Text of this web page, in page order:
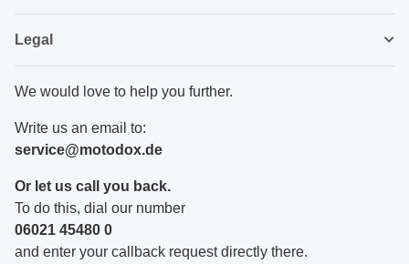
Legal
We would love to help you further.
Write us an email to:
service@motodox.de
Or let us call you back.
To do this, dial our number
06021 45480 0
and enter your callback request directly there.